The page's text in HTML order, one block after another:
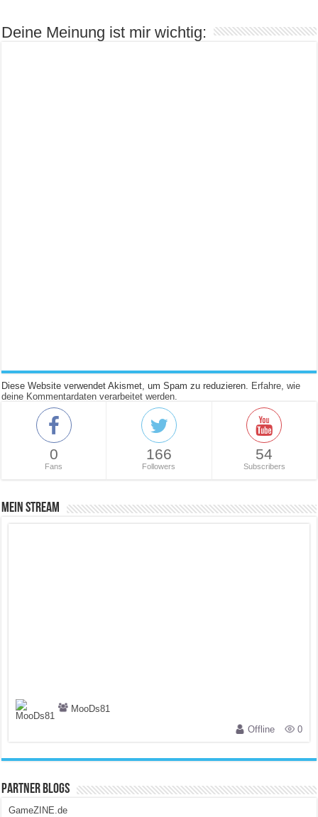
Deine Meinung ist mir wichtig:
Diese Website verwendet Akismet, um Spam zu reduzieren. Erfahre, wie
deine Kommentardaten verarbeitet werden.
0
Fans
166
Followers
54
Subscribers
Mein Stream
MooDs81
Offline
0
Partner Blogs
GameZINE.de